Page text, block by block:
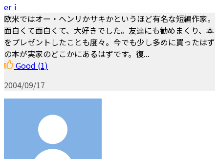
erｉ
欧米ではオー・ヘンリかサキかというほど有名な短編作家。
面白くて面白くて、大好きでした。友達にも勧めまくり、本
をプレゼントしたことも度々。今でも少し多めに買ったはず
の本が実家のどこかにあるはずです。復...
Good (1)
2004/09/17